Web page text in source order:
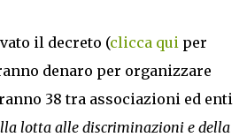
il decreto (clicca quiper
denaro per organizzare
38 tra associazioni ed enti
lotta alle discriminazioni e della